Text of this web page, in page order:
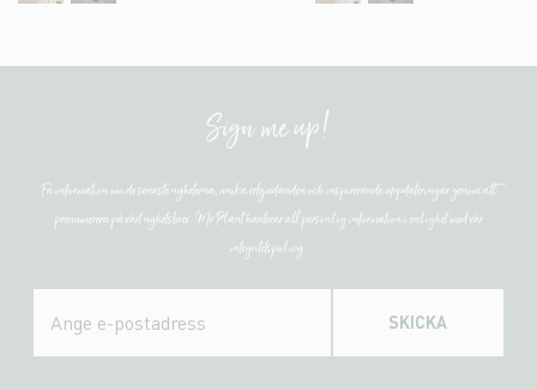
Sign me up!
Få information om de senaste nyheterna, unika erbjudanden och inspirerande uppdateringar genom att
prenumerera på vårt nyhetsbrev. Mr Plant hanterar all personlig information i enlighet med vår
integritetspolicy.
SKICKA